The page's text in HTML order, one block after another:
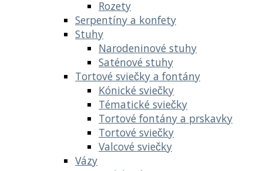
Rozety
Serpentíny a konfety
Stuhy
Narodeninové stuhy
Saténové stuhy
Tortové sviečky a fontány
Kónické sviečky
Tématické sviečky
Tortové fontány a prskavky
Tortové sviečky
Valcové sviečky
Vázy